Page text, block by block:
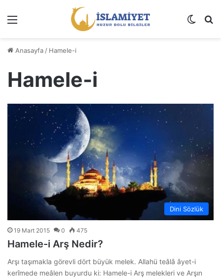
Dış
Anasayfa / Hamele-i
Hamele-i
Dini Sözlük
19 Mart 2015 0 475
Hamele-i Arş Nedir?
Arşı taşımakla görevli dört büyük melek. Allahü teâlâ âyet-i
kerîmede meâlen buyurdu ki: Hamele-i Arş melekleri ve Arşın